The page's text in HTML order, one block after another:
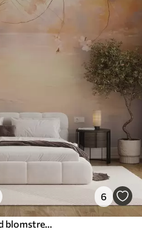
6